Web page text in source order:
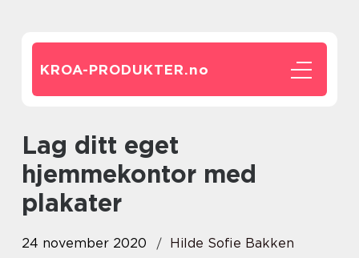
KROA-PRODUKTER.no
Lag ditt eget
hjemmekontor med
plakater
24 november 2020
Hilde Sofie Bakken